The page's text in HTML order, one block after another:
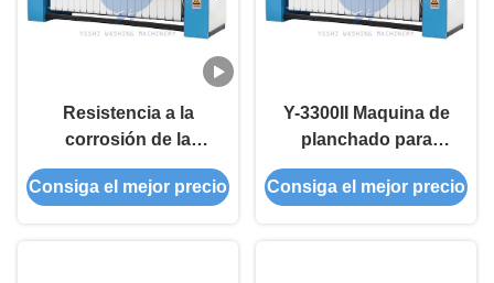
Resistencia a la
corrosión de la
planchadora de
planchas Y-3000
Consiga el mejor precio
Y-3300II Maquina de
planchado para
planchado industrial
Consiga el mejor precio